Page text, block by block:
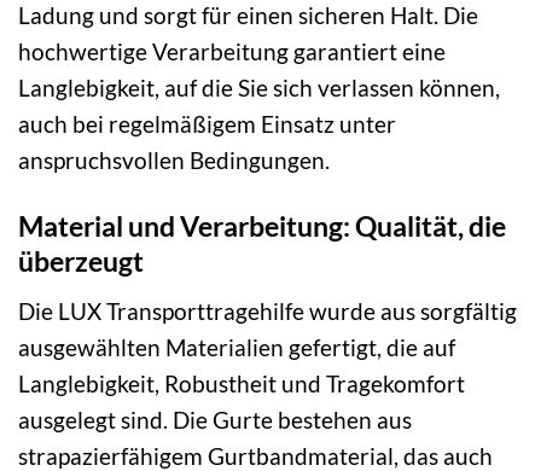
Ladung und sorgt für einen sicheren Halt. Die
hochwertige Verarbeitung garantiert eine
Langlebigkeit, auf die Sie sich verlassen können,
auch bei regelmäßigem Einsatz unter
anspruchsvollen Bedingungen.
Material und Verarbeitung: Qualität, die
überzeugt
Die LUX Transporttragehilfe wurde aus sorgfältig
ausgewählten Materialien gefertigt, die auf
Langlebigkeit, Robustheit und Tragekomfort
ausgelegt sind. Die Gurte bestehen aus
strapazierfähigem Gurtbandmaterial, das auch